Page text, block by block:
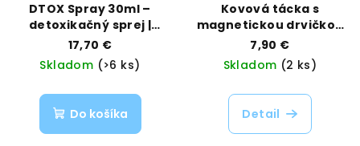
DTOX Spray 30ml –
detoxikačný sprej |
DTOX | Vaporama
17,70 €
Skladom (>6 ks)
Do košíka
Kovová tácka s
magnetickou drvičkou
– Mission AK47, veľkosť
Large | Best Buds |
Vaporama
7,90 €
Skladom (2 ks)
Detail